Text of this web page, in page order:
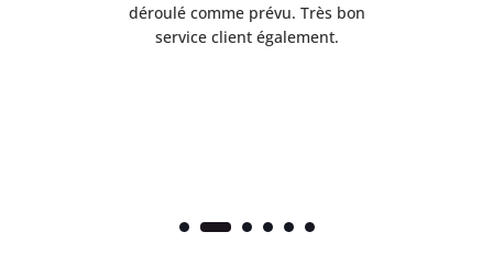
déroulé comme prévu. Très bon
service client également.